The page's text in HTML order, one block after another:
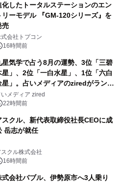
化したトータルステーションのエン
リーモデル 『GM-120シリーズ』を
売
会社トプコン
16時間前
星気学で占う8月の運勢、3位「三碧
星」、2位「一白水星」、1位「六白
星」。占いメディアのziredがランキ
グを発表
メディア zired
22時間前
スクル、新代表取締役社長CEOに成
岳志が就任
スクル株式会社
16時間前
式会社バブル、伊勢原市へ3人乗り